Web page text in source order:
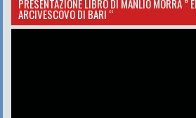
PRESENTAZIONE LIBRO DI MANLIO MORRA ”
ARCIVESCOVO DI BARI “